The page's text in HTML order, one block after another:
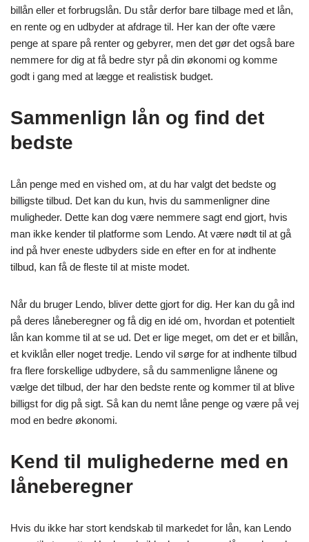
billån eller et forbrugslån. Du står derfor bare tilbage med et lån,
en rente og en udbyder at afdrage til. Her kan der ofte være
penge at spare på renter og gebyrer, men det gør det også bare
nemmere for dig at få bedre styr på din økonomi og komme
godt i gang med at lægge et realistisk budget.
Sammenlign lån og find det
bedste
Lån penge med en vished om, at du har valgt det bedste og
billigste tilbud. Det kan du kun, hvis du sammenligner dine
muligheder. Dette kan dog være nemmere sagt end gjort, hvis
man ikke kender til platforme som Lendo. At være nødt til at gå
ind på hver eneste udbyders side en efter en for at indhente
tilbud, kan få de fleste til at miste modet.
Når du bruger Lendo, bliver dette gjort for dig. Her kan du gå ind
på deres låneberegner og få dig en idé om, hvordan et potentielt
lån kan komme til at se ud. Det er lige meget, om det er et billån,
et kviklån eller noget tredje. Lendo vil sørge for at indhente tilbud
fra flere forskellige udbydere, så du sammenligne lånene og
vælge det tilbud, der har den bedste rente og kommer til at blive
billigst for dig på sigt. Så kan du nemt låne penge og være på vej
mod en bedre økonomi.
Kend til mulighederne med en
låneberegner
Hvis du ikke har stort kendskab til markedet for lån, kan Lendo